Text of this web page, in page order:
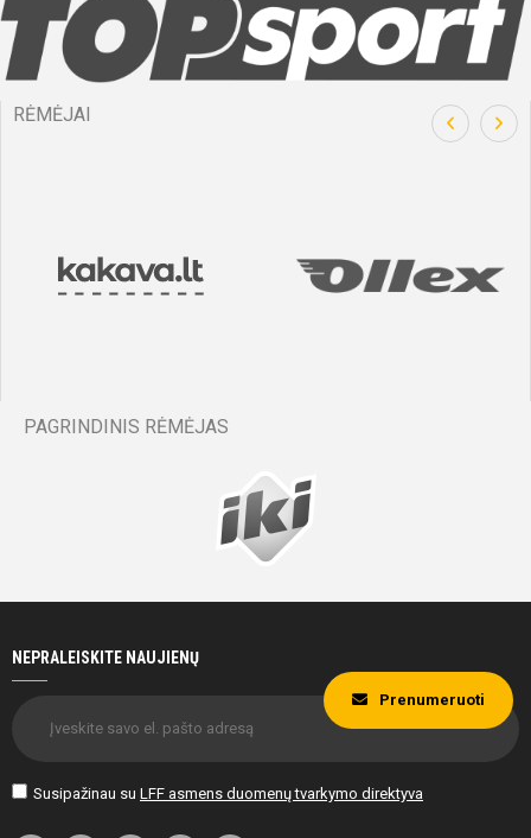
RĖMĖJAI
PAGRINDINIS RĖMĖJAS
NEPRALEISKITE NAUJIENŲ
Susipažinau su LFF asmens duomenų tvarkymo direktyva
Prenumeruoti